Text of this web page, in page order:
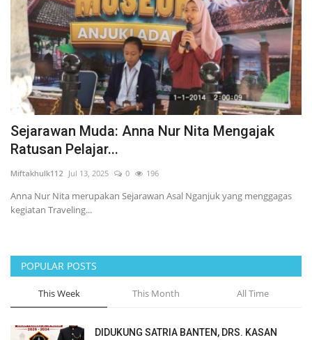
Hukum
Events
Contact
Politik
Bencana Alam
Sosial Budaya Pariwisata
Maritim
Pertanian
Perkebunan & Perikanan
Opini
Sejarawan Muda: Anna Nur Nita Mengajak
Ratusan Pelajar...
Miftakhulk112 Jul 13, 2025 0 196
Anna Nur Nita merupakan Sejarawan Asal Nganjuk yang menggagas
kegiatan Traveling...
POPULAR POSTS
This Week This Month All Time
DIDUKUNG SATRIA BANTEN, DRS. KASAN